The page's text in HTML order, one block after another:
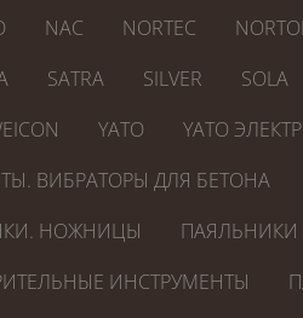
NAC NORTEC
SATRA SILVER SOLA
YATO
YATO
ВИБРАТОРЫ ДЛЯ БЕТОНА
НОЖНИЦЫ ПАЯЛЬНИКИ
ИНСТРУМЕНТЫ